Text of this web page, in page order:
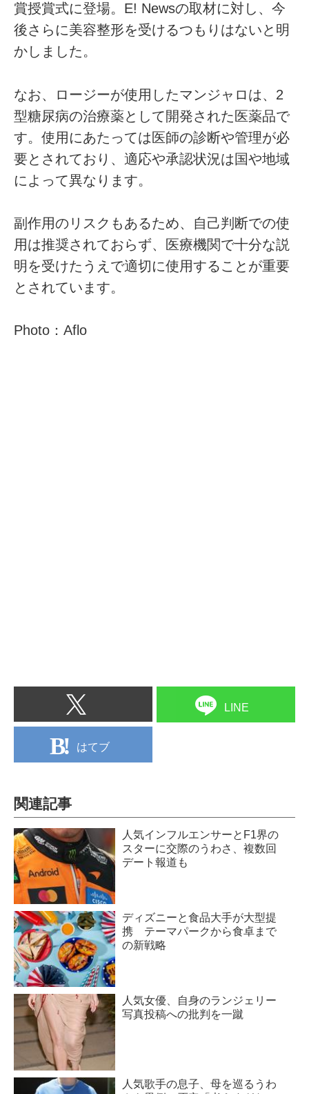
賞授賞式に登場。E! Newsの取材に対し、今
後さらに美容整形を受けるつもりはないと明
かしました。
なお、ロージーが使用したマンジャロは、2
型糖尿病の治療薬として開発された医薬品で
す。使用にあたっては医師の診断や管理が必
要とされており、適応や承認状況は国や地域
によって異なります。
副作用のリスクもあるため、自己判断での使
用は推奨されておらず、医療機関で十分な説
明を受けたうえで適切に使用することが重要
とされています。
Photo：Aflo
LINE
はてブ
関連記事
人気インフルエンサーとF1界の
スターに交際のうわさ、複数回
デート報道も
ディズニーと食品大手が大型提
携 テーマパークから食卓まで
の新戦略
人気女優、自身のランジェリー
写真投稿への批判を一蹴
人気歌手の息子、母を巡るうわ